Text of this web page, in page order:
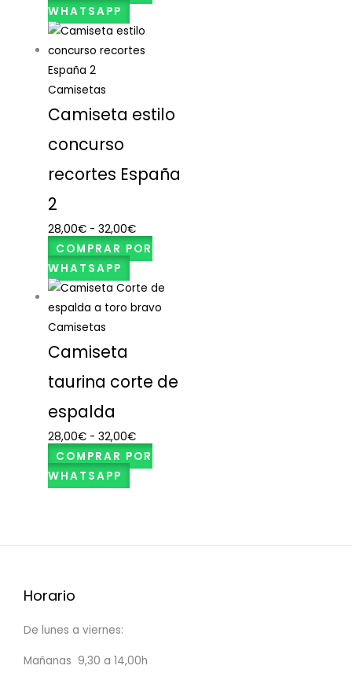
WHATSAPP
Camisetas
Camiseta estilo
concurso
recortes España
2
28,00€ - 32,00€
COMPRAR POR
WHATSAPP
Camisetas
Camiseta
taurina corte de
espalda
28,00€ - 32,00€
COMPRAR POR
WHATSAPP
Horario
De lunes a viernes:
Mañanas 9,30 a 14,00h